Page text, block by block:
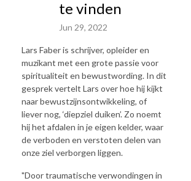
te vinden
Jun 29, 2022
Lars Faber is schrijver, opleider en
muzikant met een grote passie voor
spiritualiteit en bewustwording. In dit
gesprek vertelt Lars over hoe hij kijkt
naar bewustzijnsontwikkeling, of
liever nog, ‘diepziel duiken’. Zo noemt
hij het afdalen in je eigen kelder, waar
de verboden en verstoten delen van
onze ziel verborgen liggen.
"Door traumatische verwondingen in